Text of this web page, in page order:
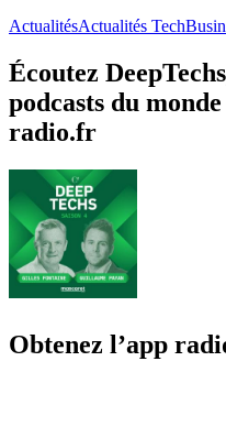
ActualitésActualités Tech
Écoutez
podcasts du
radio.fr
Obtenez l’app